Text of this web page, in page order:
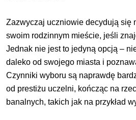
Zazwyczaj uczniowie decydują się
swoim rodzinnym mieście, jeśli
Jednak nie jest to jedyną opcją –
daleko od swojego miasta i
Czynniki wyboru są naprawdę
od prestiżu uczelni, kończąc na
banalnych, takich jak na przykład